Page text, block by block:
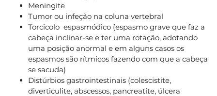
Meningite
Tumor ou infeção na coluna vertebral
Torcicolo espasmódico (espasmo grave que faz a
cabeça inclinar-se e ter uma rotação, adotando
uma posição anormal e em alguns casos os
espasmos são rítmicos fazendo com que a cabeça
se sacuda)
Distúrbios gastrointestinais (colescistite,
diverticulite, abscessos, pancreatite, úlcera